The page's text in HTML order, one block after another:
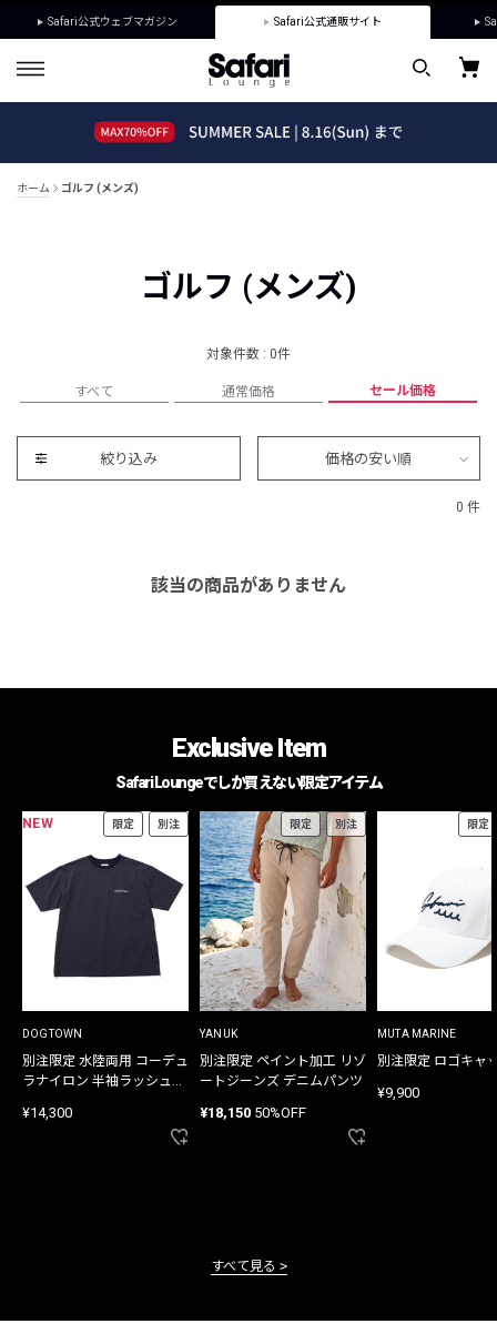
Safari公式ウェブマガジン Safari公式通販サイト
ホーム ゴルフ (メンズ)
ゴルフ (メンズ)
対象件数 : 0件
すべて 通常価格 セール価格
絞り込み 価格の安い順
0 件
該当の商品がありません
Exclusive Item
Safari Loungeでしか買えない限定アイテム
NEW 限定 別注
DOGTOWN
別注限定 水陸両用 コーデュ
ラナイロン 半袖ラッシュガ
¥14,300
限定 別注
YANUK
別注限定 ペイント加工 リゾ
ートジーンズ デニムパンツ
¥18,150 50%OFF
限定
MUTA MARINE
別注限定 ロゴキャ
¥9,900
すべて見る